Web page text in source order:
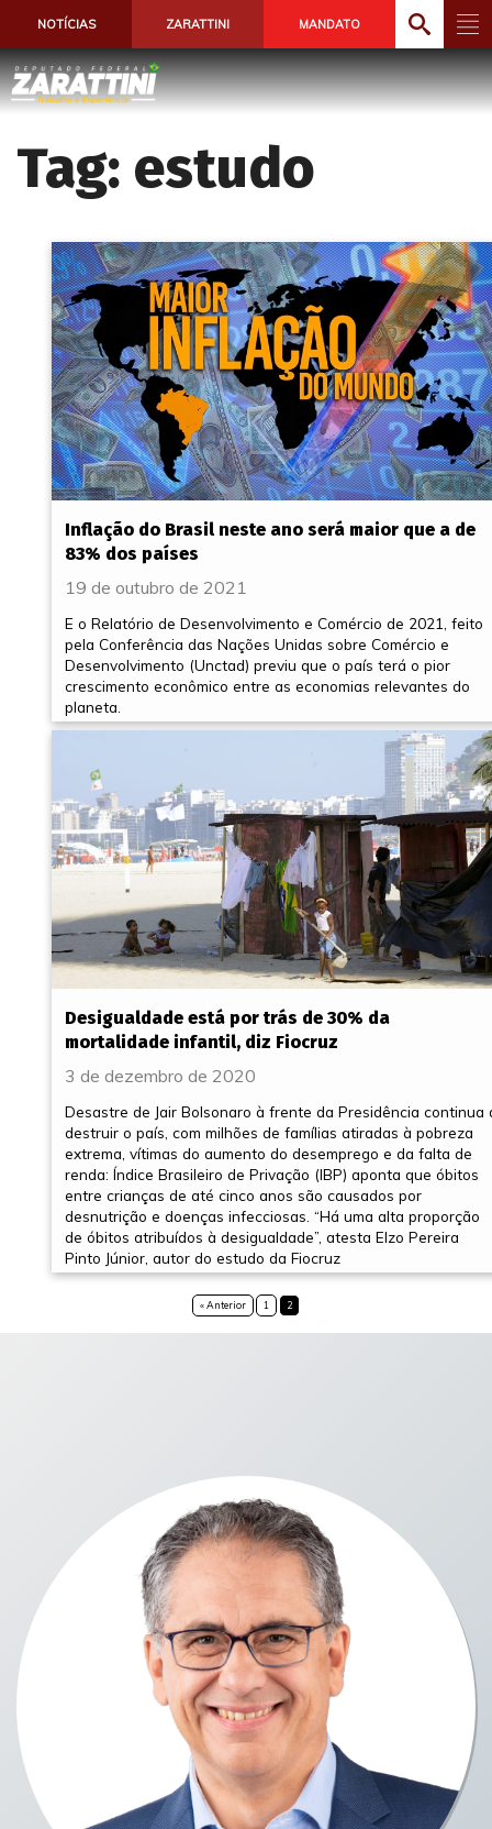
NOTÍCIAS ZARATTINI MANDATO
Tag: estudo
Inflação do Brasil neste ano será maior que a de
83% dos países
19 de outubro de 2021
E o Relatório de Desenvolvimento e Comércio de 2021, feito
pela Conferência das Nações Unidas sobre Comércio e
Desenvolvimento (Unctad) previu que o país terá o pior
crescimento econômico entre as economias relevantes do
planeta.
Desigualdade está por trás de 30% da
mortalidade infantil, diz Fiocruz
3 de dezembro de 2020
Desastre de Jair Bolsonaro à frente da Presidência continua
destruir o país, com milhões de famílias atiradas à pobreza
extrema, vítimas do aumento do desemprego e da falta de
renda: Índice Brasileiro de Privação (IBP) aponta que óbitos
entre crianças de até cinco anos são causados por
desnutrição e doenças infecciosas. “Há uma alta proporção
de óbitos atribuídos à desigualdade”, atesta Elzo Pereira
Pinto Júnior, autor do estudo da Fiocruz
« Anterior 1 2